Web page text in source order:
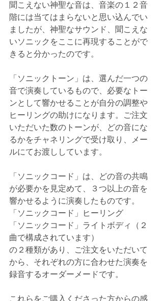
聞こえない神聖な音は、音楽の１２音
階には当てはまらないと思い込んでい
ましたが、神聖なサウンド、聞こえな
いソニックをここに再現することがで
きると分かったのです。
「ソニックトーン」は、選んだ一つの
音で演奏しているもので、必要なトー
ンとして響かせることが自分の調整や
ヒーリングの助けになります。ご注文
いただいた数のトーンが、どの音にな
るかをチャネリングで受け取り、メー
ルにてお渡ししています。
「ソニックコード」は、どの音の共鳴
が必要かを見定めて、３つ以上の音を
響かせるように演奏したものです。
「ソニックコード」ヒーリング
「ソニックコード」ライトボディ（２
曲で構成されています）
の２種類があり、ご注文をいただいて
から、それぞれの方に合わせた演奏を
録音するオーダーメードです。
これらをご購入くださった方からの感